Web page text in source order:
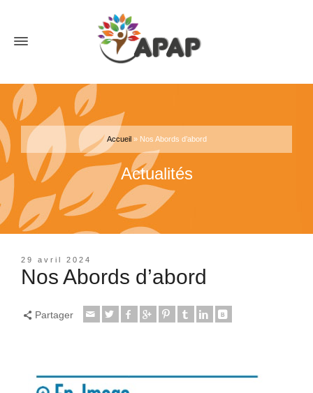
Accueil» Nos Abords d’abord
Actualités
29 avril 2024
Nos Abords d’abord
Partager